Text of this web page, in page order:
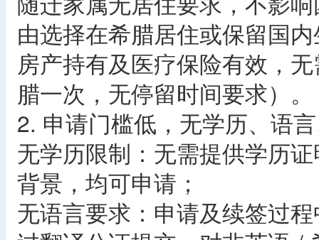
由选择在希腊居住或保留国
房产持有及医疗保险有效，
腊一次，无停留时间要求）。​
2. 申请门槛低，无学历、语
无学历限制：无需提供学历
背景，均可申请；​
无语言要求：申请及续签过